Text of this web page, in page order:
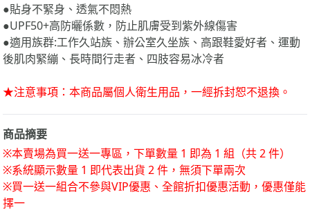
●貼身不緊身、透氣不悶熱
●UPF50+高防曬係數，防止肌膚受到紫外線傷害
●適用族群:工作久站族、辦公室久坐族、高跟鞋愛好者、運動
後肌肉緊繃、長時間行走者、四肢容易冰冷者
★注意事項：本商品屬個人衛生用品，一經拆封恕不退換。
商品摘要
※本賣場為買一送一專區，下單數量 1 即為 1 組（共 2 件）
※系統顯示數量 1 即代表出貨 2 件，無須下單兩次
※買一送一組合不參與VIP優惠、全館折扣優惠活動，優惠僅能
擇一